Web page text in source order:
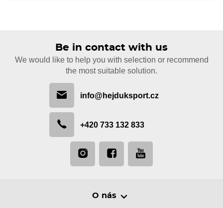
Be in contact with us
We would like to help you with selection or recommend
the most suitable solution.
info@hejduksport.cz
+420 733 132 833
O nás